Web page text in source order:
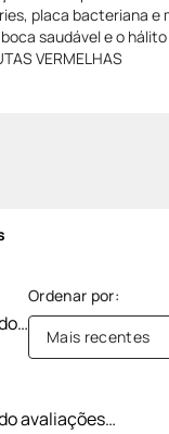
placa bacteriana e
saudável e o
VERMELHAS
Mais recentes
avaliações…